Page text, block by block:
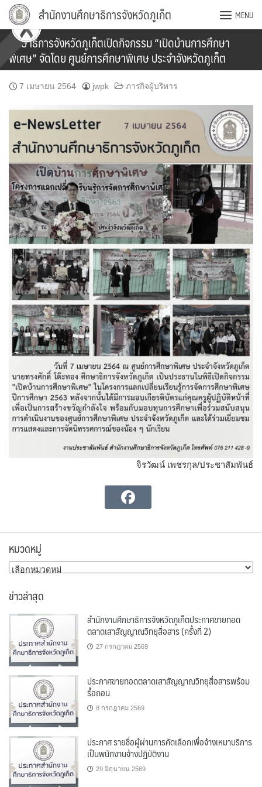
Skip
content
สำนักงานศึกษาธิการจังหวัดภูเก็ต MENU
ศึกษาธิการจังหวัดภูเก็ตเปิดกิจกรรม “เปิดบ้านการศึกษา
พิเศษ” จัดโดย ศูนย์การศึกษาพิเศษ ประจำจังหวัดภูเก็ต
7 เมษายน 2564 jwpk ภารกิจผู้บริหาร
จิรวัฒน์ เพชรกุล/ประชาสัมพันธ์
หมวดหมู่
หมวด
ข่าวล่าสุด
สำนักงานศึกษาธิการจังหวัดภูเก็ตประกาศขายทอด
ตลาดเสาสัญญาณวิทยุสื่อสาร (ครั้งที่ 2)
27 กรกฎาคม 2569
ประกาศขายทอดตลาดเสาสัญญาณวิทยุสื่อสารพร้อม
รื้อถอน
8 กรกฎาคม 2569
ประกาศ รายชื่อผู้ผ่านการคัดเลือกเพื่อจ้างเหมาบริการ
เป็นพนักงานจ้างปฏิบัติงาน
29 มิถุนายน 2569